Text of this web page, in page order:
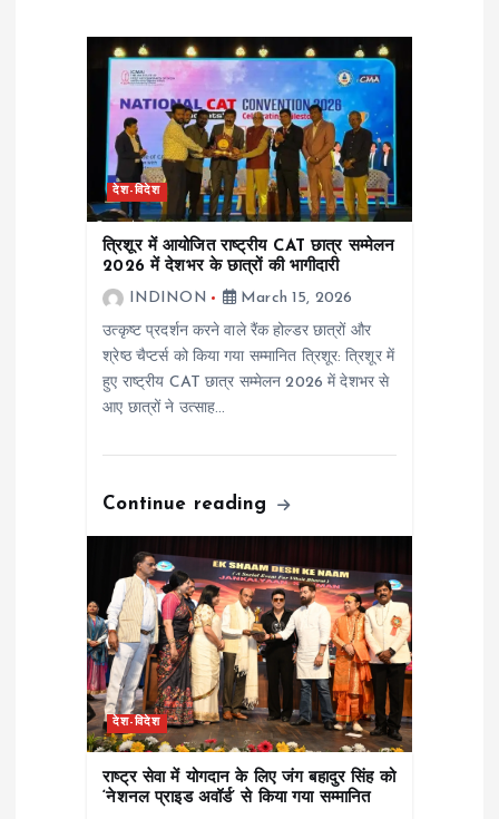
देश-विदेश
त्रिशूर में आयोजित राष्ट्रीय CAT छात्र सम्मेलन
2026 में देशभर के छात्रों की भागीदारी
INDINON
March 15, 2026
उत्कृष्ट प्रदर्शन करने वाले रैंक होल्डर छात्रों और
श्रेष्ठ चैप्टर्स को किया गया सम्मानित त्रिशूर: त्रिशूर में
हुए राष्ट्रीय CAT छात्र सम्मेलन 2026 में देशभर से
आए छात्रों ने उत्साह…
Continue reading
देश-विदेश
राष्ट्र सेवा में योगदान के लिए जंग बहादुर सिंह को
‘नेशनल प्राइड अवॉर्ड’ से किया गया सम्मानित